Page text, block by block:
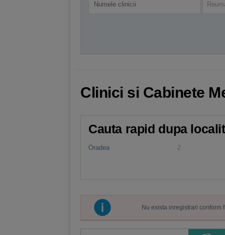
Clinici si Cabinete
Cauta rapid dupa
Oradea 2
Nu exista inregistrari